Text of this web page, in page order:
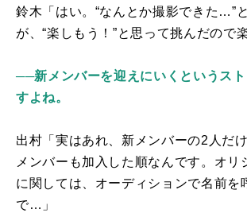
鈴木「はい。“なんとか撮影できた…”
が、“楽しもう！”と思って挑んだので
──新メンバーを迎えにいくというス
すよね。
出村「実はあれ、新メンバーの2人だ
メンバーも加入した順なんです。オリ
に関しては、オーディションで名前を
で…」